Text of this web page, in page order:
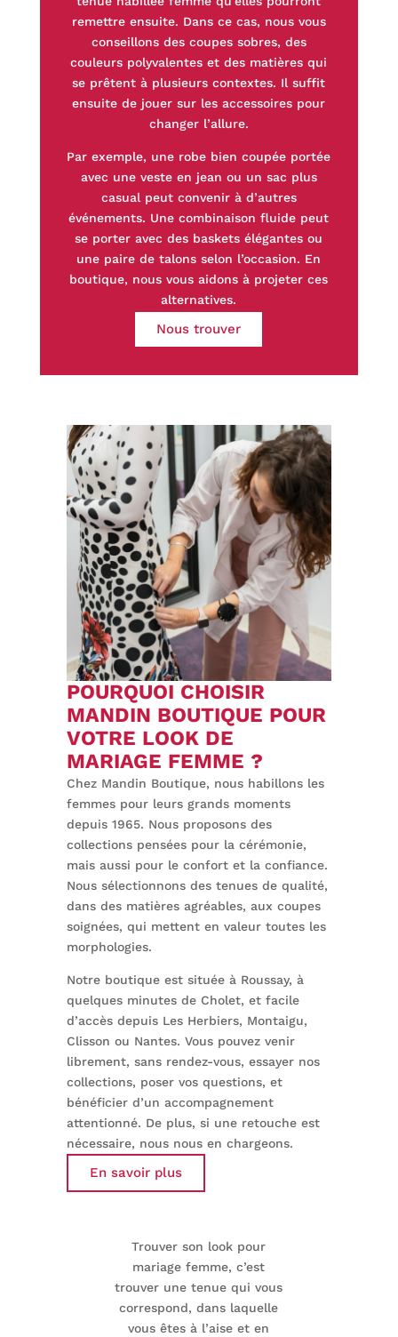
remettre ensuite. Dans ce cas, nous vous
conseillons des coupes sobres, des
couleurs polyvalentes et des matières qui
se prêtent à plusieurs contextes. Il suffit
ensuite de jouer sur les accessoires pour
changer l’allure.
Par exemple, une robe bien coupée portée
avec une veste en jean ou un sac plus
casual peut convenir à d’autres
événements. Une combinaison fluide peut
se porter avec des baskets élégantes ou
une paire de talons selon l’occasion. En
boutique, nous vous aidons à projeter ces
alternatives.
Nous trouver
POURQUOI CHOISIR
MANDIN BOUTIQUE POUR
VOTRE LOOK DE
MARIAGE FEMME ?
Chez Mandin Boutique, nous habillons les
femmes pour leurs grands moments
depuis 1965. Nous proposons des
collections pensées pour la cérémonie,
mais aussi pour le confort et la confiance.
Nous sélectionnons des tenues de qualité,
dans des matières agréables, aux coupes
soignées, qui mettent en valeur toutes les
morphologies.
Notre boutique est située à Roussay, à
quelques minutes de Cholet, et facile
d’accès depuis Les Herbiers, Montaigu,
Clisson ou Nantes. Vous pouvez venir
librement, sans rendez-vous, essayer nos
collections, poser vos questions, et
bénéficier d’un accompagnement
attentionné. De plus, si une retouche est
nécessaire, nous nous en chargeons.
En savoir plus
Trouver son look pour
mariage femme, c’est
trouver une tenue qui vous
correspond, dans laquelle
vous êtes à l’aise et en